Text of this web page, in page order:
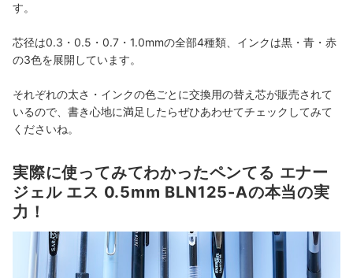
す。
芯径は0.3・0.5・0.7・1.0mmの全部4種類、インクは黒・青・赤
の3色を展開しています。
それぞれの太さ・インクの色ごとに交換用の替え芯が販売されて
いるので、書き心地に満足したらぜひあわせてチェックしてみて
くださいね。
実際に使ってみてわかったペンてる エナー
ジェル エス 0.5mm BLN125-Aの本当の実
力！